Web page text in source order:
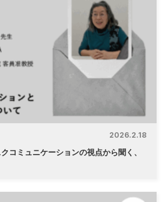
2026.2.18
コミュニケーションの視点から聞く、